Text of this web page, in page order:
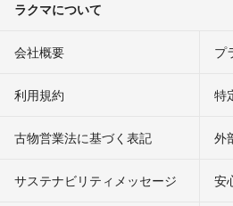
ラクマについて
会社概要 プ
利用規約 特
古物営業法に基づく表記 外
サステナビリティメッセージ 安